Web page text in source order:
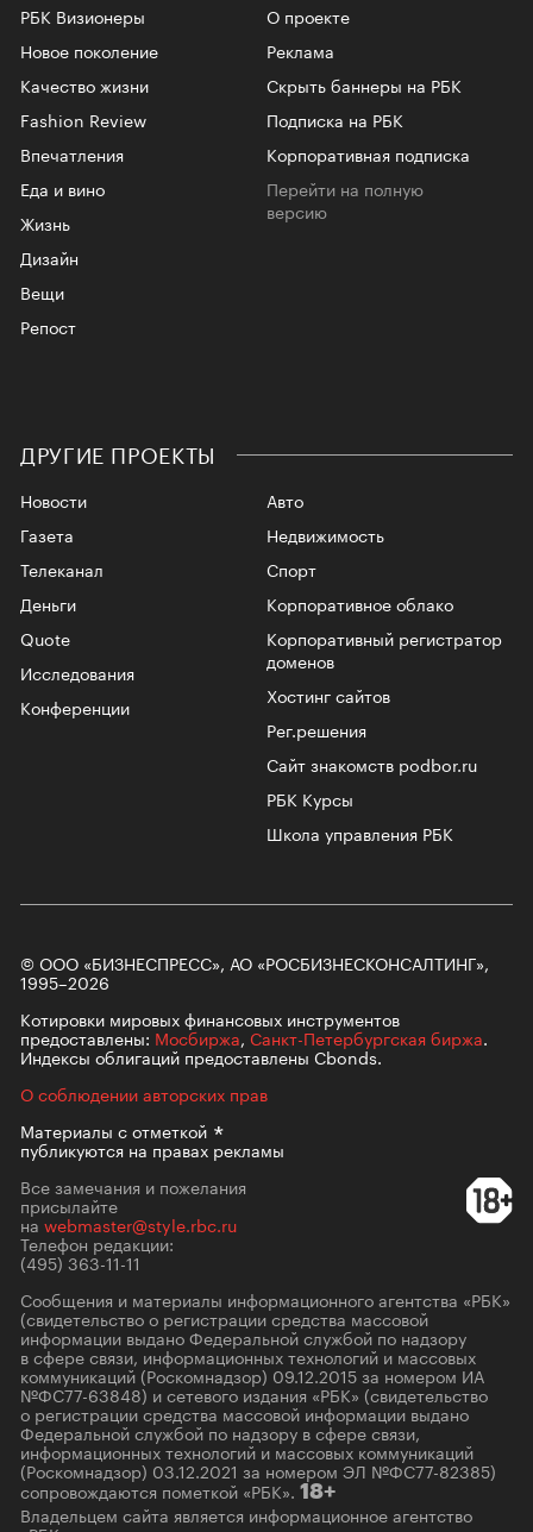
РБК Визионеры
Новое поколение
Качество жизни
Fashion Review
Впечатления
Еда и вино
Жизнь
Дизайн
Вещи
Репост
О проекте
Реклама
Скрыть баннеры на РБК
Подписка на РБК
Корпоративная подписка
Перейти на полную
версию
ДРУГИЕ ПРОЕКТЫ
Новости
Газета
Телеканал
Авто
Недвижимость
Спорт
Корпоративное облако
Корпоративный регистратор
доменов
Хостинг сайтов
Рег.решения
Сайт знакомств podbor.ru
РБК Курсы
Школа управления РБК
Деньги
Quote
Исследования
Конференции
© ООО «БИЗНЕСПРЕСС», АО «РОСБИЗНЕСКОНСАЛТИНГ»,
1995–2026
Котировки мировых финансовых инструментов
предоставлены: Мосбиржа, Санкт-Петербургская биржа.
Индексы облигаций предоставлены Cbonds.
О соблюдении авторских прав
Материалы сотметкой
публикуются на правах рекламы
Все замечания и пожелания
присылайте
на webmaster@style.rbc.ru
Телефон редакции:
(495) 363-11-11
Сообщения и материалы информационного агентства «РБК»
(свидетельство о регистрации средства массовой
информации выдано Федеральной службой по надзору
в сфере связи, информационных технологий и массовых
коммуникаций (Роскомнадзор) 09.12.2015 за номером ИА
№ФС77-63848) и сетевого издания «РБК» (свидетельство
о регистрации средства массовой информации выдано
Федеральной службой по надзору в сфере связи,
информационных технологий и массовых коммуникаций
(Роскомнадзор) 03.12.2021 за номером ЭЛ №ФС77-82385)
сопровождаются пометкой «РБК». 18+
Владельцем сайта является информационное агентство